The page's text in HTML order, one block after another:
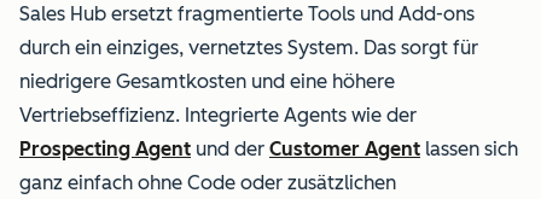
Sales Hub ersetzt fragmentierte Tools und Add-ons
durch ein einziges, vernetztes System. Das sorgt für
niedrigere Gesamtkosten und eine höhere
Vertriebseffizienz. Integrierte Agents wie der
Prospecting Agent und der Customer Agent lassen sich
ganz einfach ohne Code oder zusätzlichen